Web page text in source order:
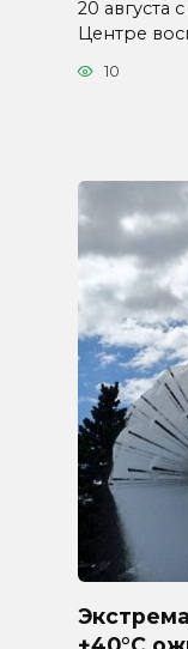
20 августа
Центре
10
+40°C